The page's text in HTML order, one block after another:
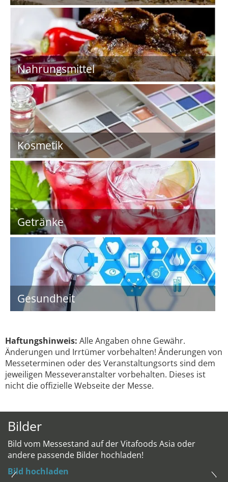
Nahrungsmittel
Kosmetik
Getränke
Gesundheit
Haftungshinweis: Alle Angaben ohne Gewähr.
Änderungen und Irrtümer vorbehalten! Änderungen von
Messeterminen oder des Veranstaltungsorts sind dem
jeweiligen Messeveranstalter vorbehalten. Dieses ist
nicht die offizielle Webseite der Messe.
Bilder
Bild vom Messestand auf der Vitafoods Asia oder
andere passende Bilder hochladen!
Bild hochladen